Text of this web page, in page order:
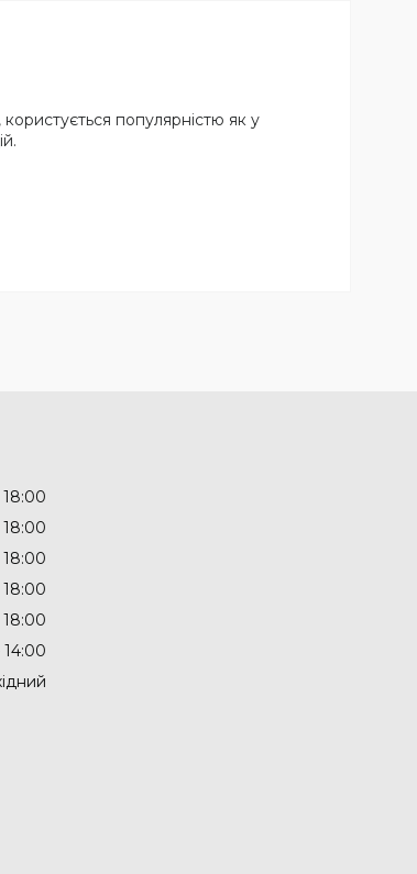
популярністю як у
18:00
18:00
18:00
18:00
18:00
14:00